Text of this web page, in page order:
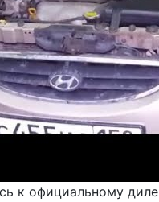
к официальному